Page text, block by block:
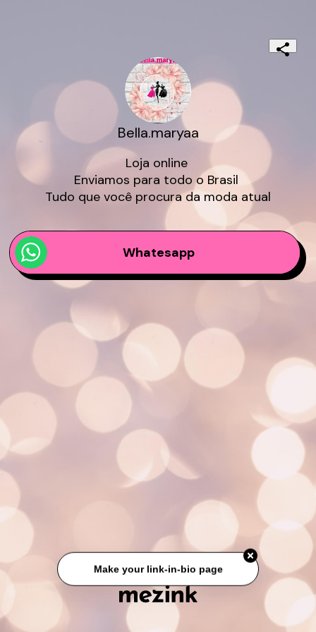
Bella.maryaa
Loja online
Enviamos para todo o Brasil
Tudo que você procura da moda atual
Whatesapp
Make your link-in-bio page